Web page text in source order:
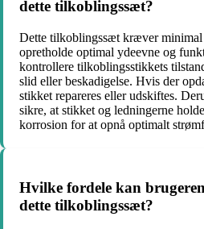
dette tilkoblingssæt?
Dette tilkoblingssæt kræver minimal
opretholde optimal ydeevne og
kontrollere tilkoblingsstikkets
slid eller beskadigelse. Hvis der
stikket repareres eller udskiftes.
sikre, at stikket og ledningerne
korrosion for at opnå optimalt
Hvilke fordele kan
dette tilkoblingssæt?